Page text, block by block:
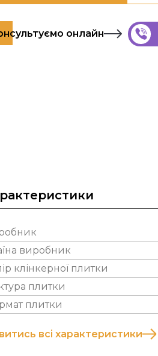
онлайн
виробник
клінкерної плитки
плитки
плитки
всі характеристики